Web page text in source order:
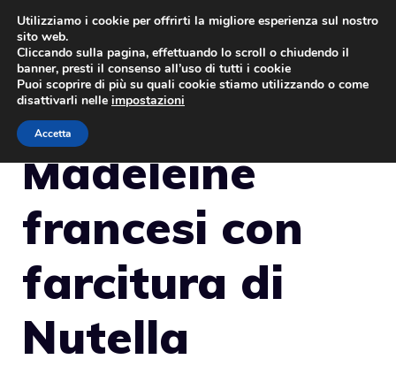
Vai
contenuto
Madeleine
francesi con
farcitura di
Nutella
Utilizziamo i cookie per offrirti la migliore esperienza sul nostro
sito web.
Cliccando sulla pagina, effettuando lo scroll o chiudendo il
banner, presti il consenso all’uso di tutti i cookie
Puoi scoprire di più su quali cookie stiamo utilizzando o come
disattivarli nelle impostazioni
Accetta